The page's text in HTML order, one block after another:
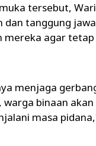
tersebut,
dan tanggung
mereka agar tetap
menjaga
warga binaan
masa